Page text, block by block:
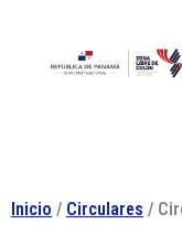
Inicio / Circulares /